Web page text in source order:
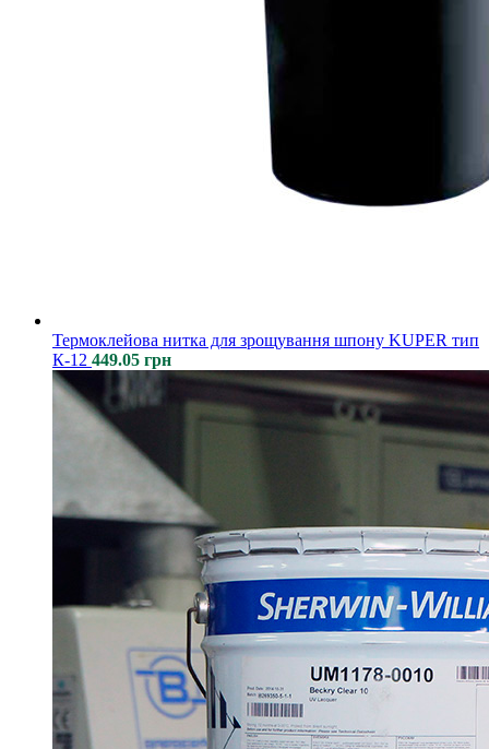
Термоклейова нитка для зрощування шпону KUPER тип
К-12 449.05 грн